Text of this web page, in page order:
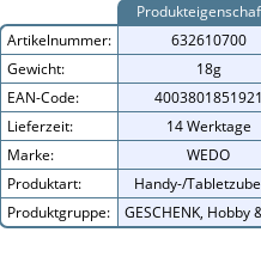
Artikelnummer:
632610700
Gewicht:
18g
EAN-Code:
Lieferzeit:
14 Werktage
Marke:
WEDO
Produktart:
Handy-/
Produktgruppe:
GESCHENK, Hobby